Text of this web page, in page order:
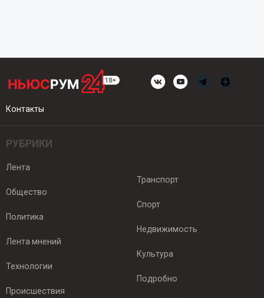
Контакты
РУБРИКИ
Лента
Общество
Политика
Лента мнений
Технологии
Происшествия
Транспорт
Спорт
Недвижимость
Культура
Подробно